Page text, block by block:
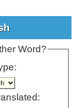
Word?